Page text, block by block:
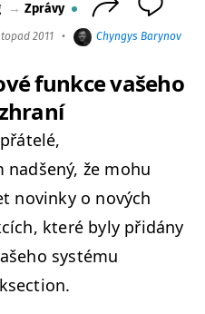
→ Zprávy
2011 • Chyngys Barynov
funkce vašeho
nadšený, že mohu
novinky o nových
které byly přidány
sys­té­mu